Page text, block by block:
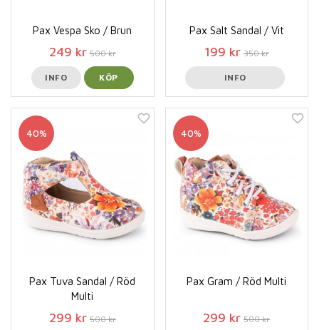
Pax Vespa Sko / Brun
249 kr 500 kr
INFO KÖP
Pax Salt Sandal / Vit
199 kr 350 kr
INFO
40%
Pax Tuva Sandal / Röd
Multi
299 kr 500 kr
40%
Pax Gram / Röd Multi
299 kr 500 kr